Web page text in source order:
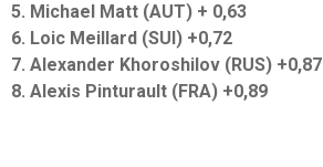
5. Michael Matt (AUT) + 0,63
6. Loic Meillard (SUI) +0,72
7. Alexander Khoroshilov (RUS) +0,87
8. Alexis Pinturault (FRA) +0,89